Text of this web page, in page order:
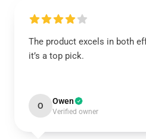
The product excels in both
it’s a top pick.
O Owen
Verified owner